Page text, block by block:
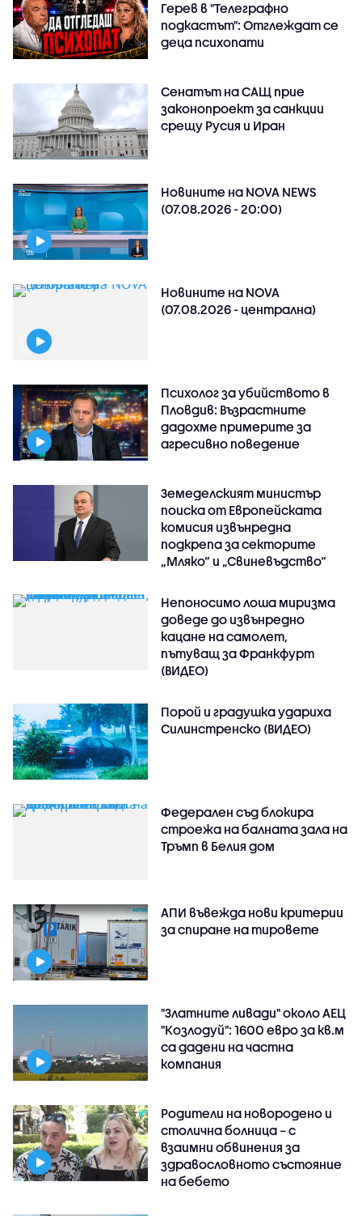
Герев в "Телеграфно
подкастът": Отглеждат се
деца психопати
Сенатът на САЩ прие
законопроект за санкции
срещу Русия и Иран
Новините на NOVA NEWS
(07.08.2026 - 20:00)
Новините на NOVA
(07.08.2026 - централна)
Психолог за убийството в
Пловдив: Възрастните
дадохме примерите за
агресивно поведение
Земеделският министър
поиска от Европейската
комисия извънредна
подкрепа за секторите
„Мляко“ и „Свиневъдство“
Непоносимо лоша миризма
доведе до извънредно
кацане на самолет,
пътуващ за Франкфурт
(ВИДЕО)
Порой и градушка удариха
Силинстренско (ВИДЕО)
Федерален съд блокира
строежа на балната зала на
Тръмп в Белия дом
АПИ въвежда нови критерии
за спиране на тировете
"Златните ливади" около АЕЦ
"Козлодуй": 1600 евро за кв.м
са дадени на частна
компания
Родители на новородено и
столична болница – с
взаимни обвинения за
здравословното състояние
на бебето